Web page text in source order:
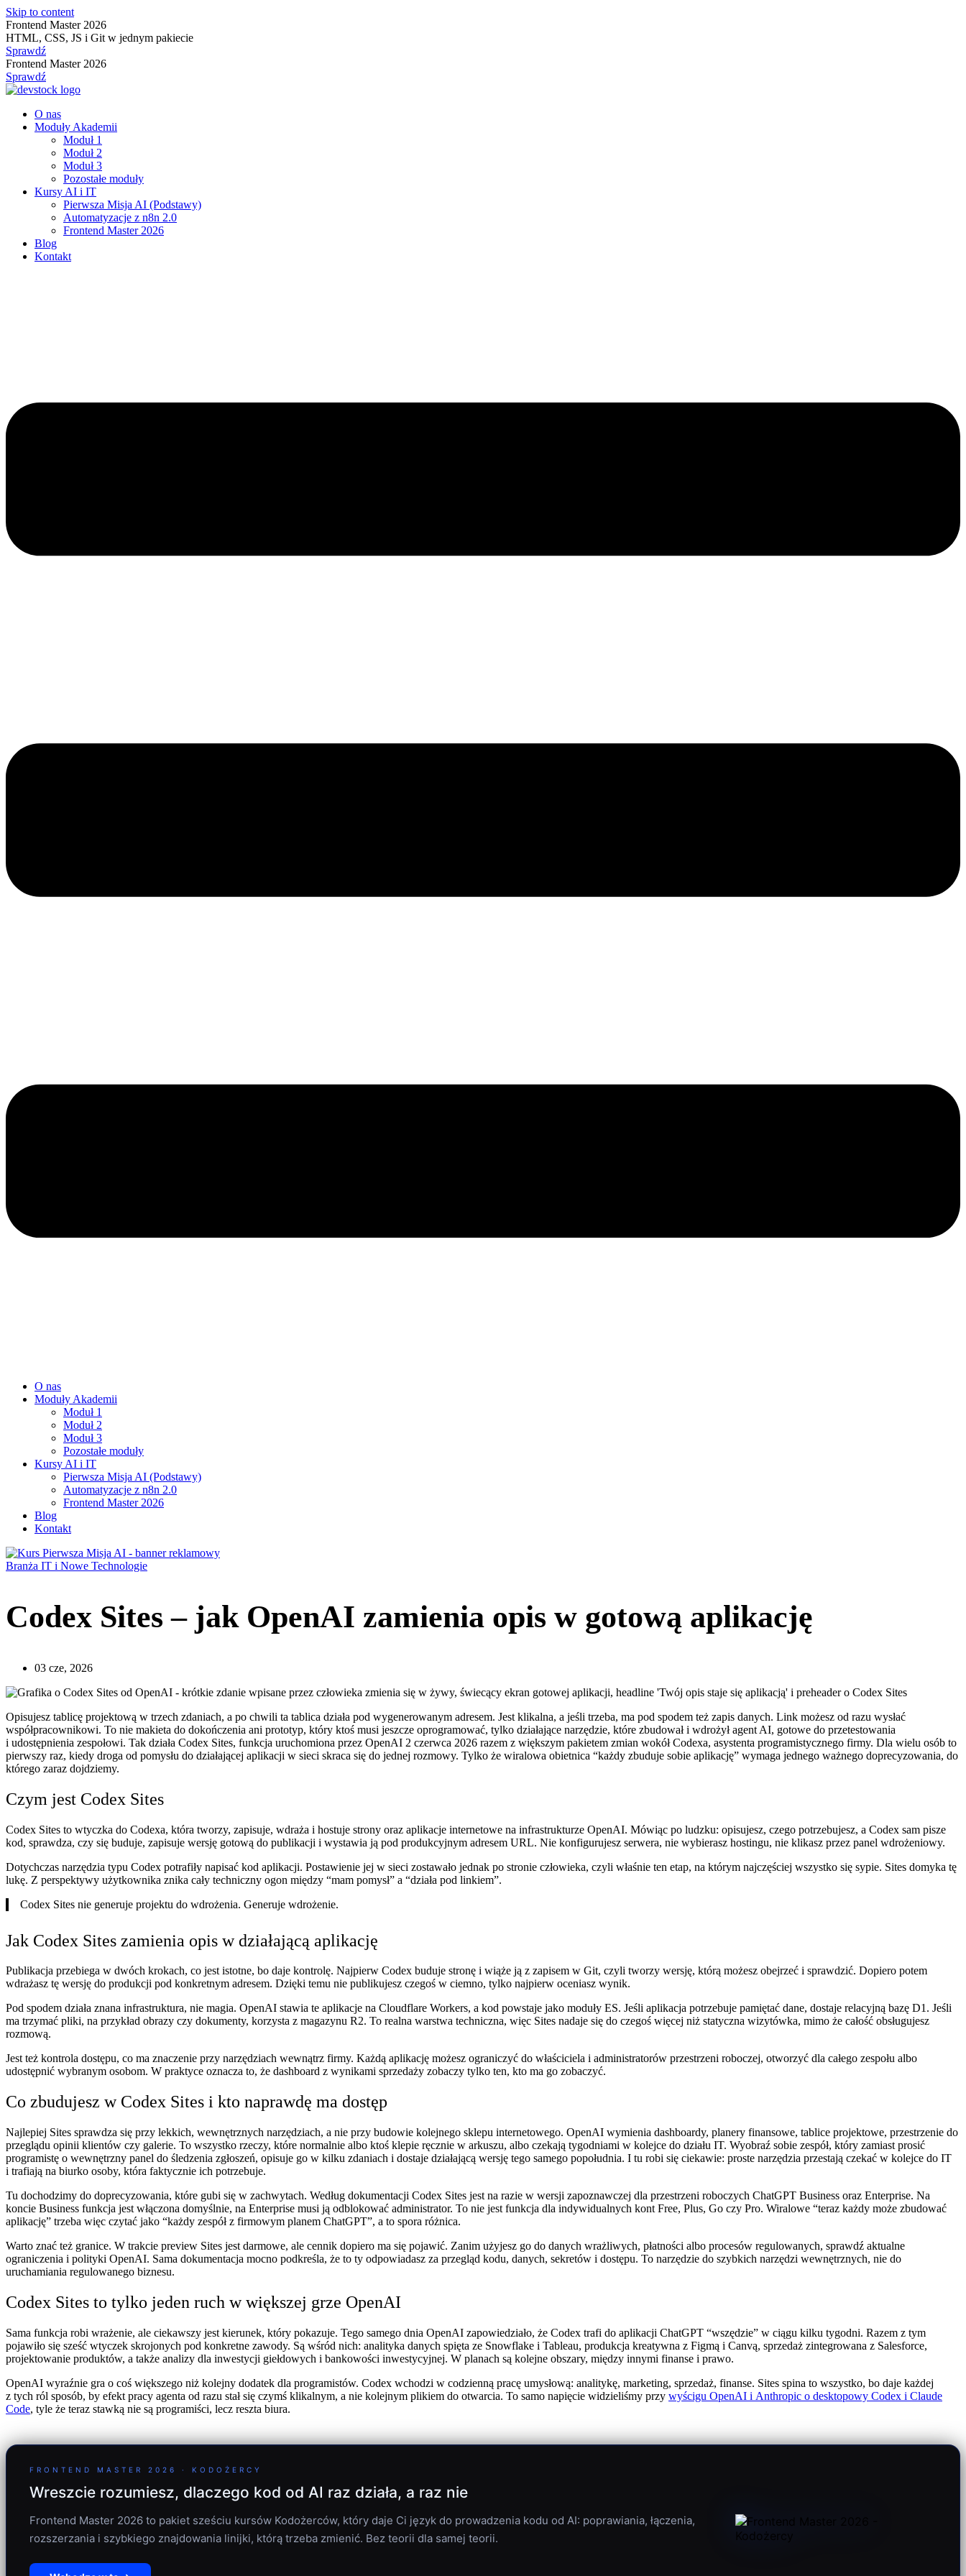
Skip to content
Frontend Master 2026
HTML, CSS, JS i Git w jednym pakiecie
Sprawdź
Frontend Master 2026
Sprawdź
O nas
Moduły Akademii
Moduł 1
Moduł 2
Moduł 3
Pozostałe moduły
Kursy AI i IT
Pierwsza Misja AI (Podstawy)
Automatyzacje z n8n 2.0
Frontend Master 2026
Blog
Kontakt
O nas
Moduły Akademii
Moduł 1
Moduł 2
Moduł 3
Pozostałe moduły
Kursy AI i IT
Pierwsza Misja AI (Podstawy)
Automatyzacje z n8n 2.0
Frontend Master 2026
Blog
Kontakt
Branża IT i Nowe Technologie
Codex Sites – jak OpenAI zamienia opis w gotową aplikację
03 cze, 2026
Opisujesz tablicę projektową w trzech zdaniach, a po chwili ta tablica działa pod wygenerowanym adresem. Jest klikalna, a jeśli trzeba, ma pod spodem też zapis danych. Link możesz od razu wysłać
współpracownikowi. To nie makieta do dokończenia ani prototyp, który ktoś musi jeszcze oprogramować, tylko działające narzędzie, które zbudował i wdrożył agent AI, gotowe do przetestowania
i udostępnienia zespołowi. Tak działa Codex Sites, funkcja uruchomiona przez OpenAI 2 czerwca 2026 razem z większym pakietem zmian wokół Codexa, asystenta programistycznego firmy. Dla wielu osób to
pierwszy raz, kiedy droga od pomysłu do działającej aplikacji w sieci skraca się do jednej rozmowy. Tylko że wiralowa obietnica “każdy zbuduje sobie aplikację” wymaga jednego ważnego doprecyzowania, do
którego zaraz dojdziemy.
Czym jest Codex Sites
Codex Sites to wtyczka do Codexa, która tworzy, zapisuje, wdraża i hostuje strony oraz aplikacje internetowe na infrastrukturze OpenAI. Mówiąc po ludzku: opisujesz, czego potrzebujesz, a Codex sam pisze
kod, sprawdza, czy się buduje, zapisuje wersję gotową do publikacji i wystawia ją pod produkcyjnym adresem URL. Nie konfigurujesz serwera, nie wybierasz hostingu, nie klikasz przez panel wdrożeniowy.
Dotychczas narzędzia typu Codex potrafiły napisać kod aplikacji. Postawienie jej w sieci zostawało jednak po stronie człowieka, czyli właśnie ten etap, na którym najczęściej wszystko się sypie. Sites domyka tę
lukę. Z perspektywy użytkownika znika cały techniczny ogon między “mam pomysł” a “działa pod linkiem”.
Codex Sites nie generuje projektu do wdrożenia. Generuje wdrożenie.
Jak Codex Sites zamienia opis w działającą aplikację
Publikacja przebiega w dwóch krokach, co jest istotne, bo daje kontrolę. Najpierw Codex buduje stronę i wiąże ją z zapisem w Git, czyli tworzy wersję, którą możesz obejrzeć i sprawdzić. Dopiero potem
wdrażasz tę wersję do produkcji pod konkretnym adresem. Dzięki temu nie publikujesz czegoś w ciemno, tylko najpierw oceniasz wynik.
Pod spodem działa znana infrastruktura, nie magia. OpenAI stawia te aplikacje na Cloudflare Workers, a kod powstaje jako moduły ES. Jeśli aplikacja potrzebuje pamiętać dane, dostaje relacyjną bazę D1. Jeśli
ma trzymać pliki, na przykład obrazy czy dokumenty, korzysta z magazynu R2. To realna warstwa techniczna, więc Sites nadaje się do czegoś więcej niż statyczna wizytówka, mimo że całość obsługujesz
rozmową.
Jest też kontrola dostępu, co ma znaczenie przy narzędziach wewnątrz firmy. Każdą aplikację możesz ograniczyć do właściciela i administratorów przestrzeni roboczej, otworzyć dla całego zespołu albo
udostępnić wybranym osobom. W praktyce oznacza to, że dashboard z wynikami sprzedaży zobaczy tylko ten, kto ma go zobaczyć.
Co zbudujesz w Codex Sites i kto naprawdę ma dostęp
Najlepiej Sites sprawdza się przy lekkich, wewnętrznych narzędziach, a nie przy budowie kolejnego sklepu internetowego. OpenAI wymienia dashboardy, planery finansowe, tablice projektowe, przestrzenie do
przeglądu opinii klientów czy galerie. To wszystko rzeczy, które normalnie albo ktoś klepie ręcznie w arkuszu, albo czekają tygodniami w kolejce do działu IT. Wyobraź sobie zespół, który zamiast prosić
programistę o wewnętrzny panel do śledzenia zgłoszeń, opisuje go w kilku zdaniach i dostaje działającą wersję tego samego popołudnia. I tu robi się ciekawie: proste narzędzia przestają czekać w kolejce do IT
i trafiają na biurko osoby, która faktycznie ich potrzebuje.
Tu dochodzimy do doprecyzowania, które gubi się w zachwytach. Według dokumentacji Codex Sites jest na razie w wersji zapoznawczej dla przestrzeni roboczych ChatGPT Business oraz Enterprise. Na
koncie Business funkcja jest włączona domyślnie, na Enterprise musi ją odblokować administrator. To nie jest funkcja dla indywidualnych kont Free, Plus, Go czy Pro. Wiralowe “teraz każdy może zbudować
aplikację” trzeba więc czytać jako “każdy zespół z firmowym planem ChatGPT”, a to spora różnica.
Warto znać też granice. W trakcie preview Sites jest darmowe, ale cennik dopiero ma się pojawić. Zanim użyjesz go do danych wrażliwych, płatności albo procesów regulowanych, sprawdź aktualne
ograniczenia i polityki OpenAI. Sama dokumentacja mocno podkreśla, że to ty odpowiadasz za przegląd kodu, danych, sekretów i dostępu. To narzędzie do szybkich narzędzi wewnętrznych, nie do
uruchamiania regulowanego biznesu.
Codex Sites to tylko jeden ruch w większej grze OpenAI
Sama funkcja robi wrażenie, ale ciekawszy jest kierunek, który pokazuje. Tego samego dnia OpenAI zapowiedziało, że Codex trafi do aplikacji ChatGPT “wszędzie” w ciągu kilku tygodni. Razem z tym
pojawiło się sześć wtyczek skrojonych pod konkretne zawody. Są wśród nich: analityka danych spięta ze Snowflake i Tableau, produkcja kreatywna z Figmą i Canvą, sprzedaż zintegrowana z Salesforce,
projektowanie produktów, a także analizy dla inwestycji giełdowych i bankowości inwestycyjnej. W planach są kolejne obszary, między innymi finanse i prawo.
OpenAI wyraźnie gra o coś większego niż kolejny dodatek dla programistów. Codex wchodzi w codzienną pracę umysłową: analitykę, marketing, sprzedaż, finanse. Sites spina to wszystko, bo daje każdej
z tych ról sposób, by efekt pracy agenta od razu stał się czymś klikalnym, a nie kolejnym plikiem do otwarcia. To samo napięcie widzieliśmy przy wyścigu OpenAI i Anthropic o desktopowy Codex i Claude
Code, tyle że teraz stawką nie są programiści, lecz reszta biura.
FRONTEND MASTER 2026 · KODOŻERCY
Wreszcie rozumiesz, dlaczego kod od AI raz działa, a raz nie
Frontend Master 2026 to pakiet sześciu kursów Kodożerców, który daje Ci język do prowadzenia kodu od AI: poprawiania, łączenia,
rozszerzania i szybkiego znajdowania linijki, którą trzeba zmienić. Bez teorii dla samej teorii.